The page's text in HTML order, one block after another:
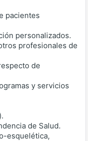
pacientes
personalizados.
profesionales de
de
y servicios
de Salud.
esquelética,